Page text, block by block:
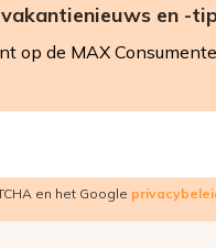
en -
op de MAX
en het Google